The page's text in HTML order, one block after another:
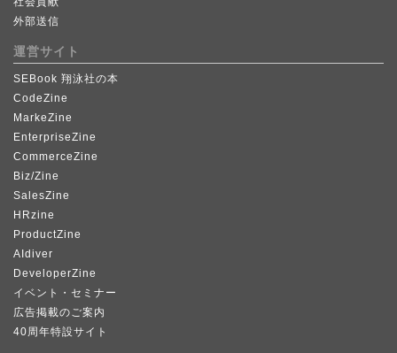
外部送信
運営サイト
SEBook 翔泳社の本
CodeZine
MarkeZine
EnterpriseZine
CommerceZine
Biz/Zine
SalesZine
HRzine
ProductZine
AIdiver
DeveloperZine
イベント・セミナー
広告掲載のご案内
40周年特設サイト